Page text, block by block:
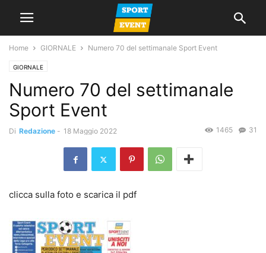
Home GIORNALE Numero 70 del settimanale Sport Event
GIORNALE
Numero 70 del settimanale
Sport Event
Di Redazione - 18 Maggio 2022 31
1465
clicca sulla foto e scarica il pdf